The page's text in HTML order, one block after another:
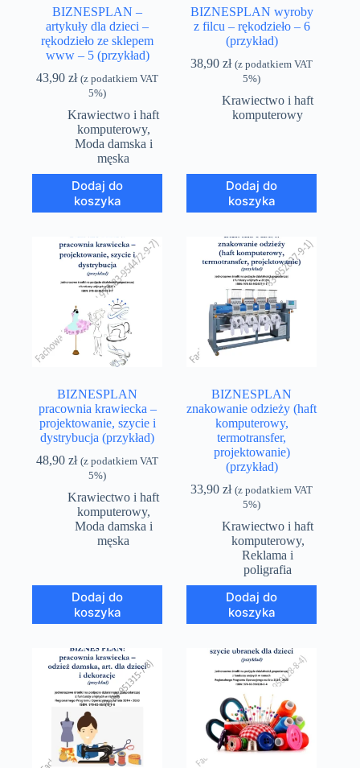
BIZNESPLAN –
artykuły dla dzieci –
rękodzieło ze sklepem
www – 5 (przykład)
43,90zł (z podatkiem VAT
5%)
Krawiectwo i haft
komputerowy,
Moda damska i
męska
Dodaj do
koszyka
BIZNESPLAN wyroby
z filcu – rękodzieło – 6
(przykład)
38,90zł (z podatkiem VAT
5%)
Krawiectwo i haft
komputerowy
Dodaj do
koszyka
BIZNESPLAN
pracownia krawiecka –
projektowanie, szycie i
dystrybucja (przykład)
48,90zł (z podatkiem VAT
5%)
Krawiectwo i haft
komputerowy,
Moda damska i
męska
Dodaj do
koszyka
BIZNESPLAN
znakowanie odzieży (haft
komputerowy,
termotransfer,
projektowanie)
(przykład)
33,90zł (z podatkiem VAT
5%)
Krawiectwo i haft
komputerowy,
Reklama i
poligrafia
Dodaj do
koszyka